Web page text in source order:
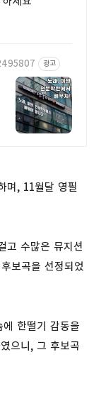
광고
며, 11월달 영필
고 수많은 뮤지션
보곡을 선정되었
한떨기 감동을
으니, 그 후보곡